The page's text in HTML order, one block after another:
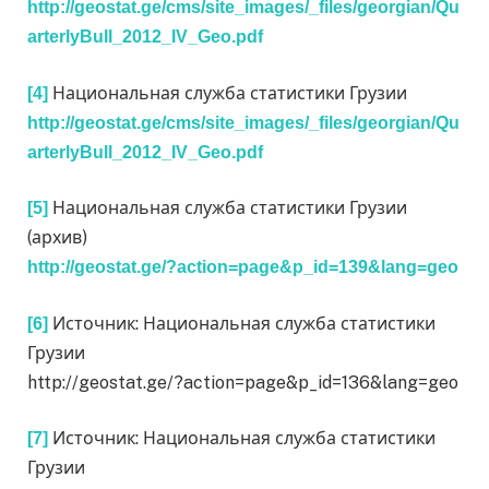
http://geostat.ge/cms/site_images/_files/georgian/Qu
arterlyBull_2012_IV_Geo.pdf
[4] Национальная служба статистики Грузии
http://geostat.ge/cms/site_images/_files/georgian/Qu
arterlyBull_2012_IV_Geo.pdf
[5] Национальная служба статистики Грузии
(архив)
http://geostat.ge/?action=page&p_id=139&lang=geo
[6] Источник: Национальная служба статистики
Грузии
http://geostat.ge/?action=page&p_id=136&lang=geo
[7] Источник: Национальная служба статистики
Грузии